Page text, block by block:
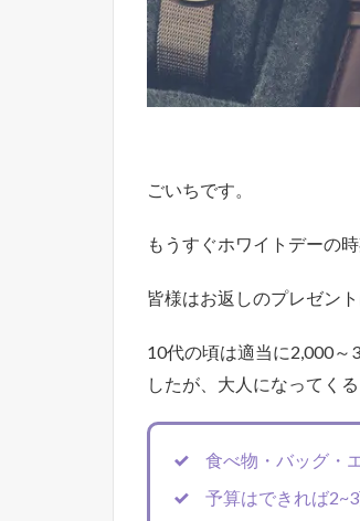
ごいちです。
もうすぐホワイトデーの時
皆様はお返しのプレゼン
10代の頃は適当に2,000～
したが、大人になってく
食べ物・バッグ・
予算はできれば